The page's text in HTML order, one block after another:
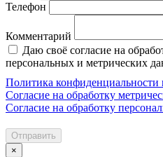
Телефон
Комментарий
Даю своё согласие на
персональных и метрических
Политика
Согласие на обработку
Согласие на обработку
Отправить
×